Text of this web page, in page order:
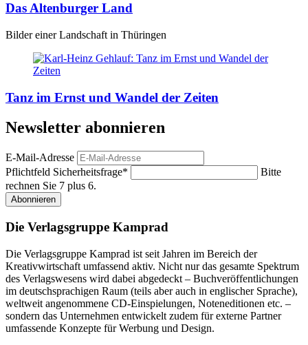
Das Altenburger Land
Bilder einer Landschaft in Thüringen
Tanz im Ernst und Wandel der Zeiten
Newsletter abonnieren
E-Mail-Adresse
Pflichtfeld Sicherheitsfrage*
Bitte
rechnen Sie 7 plus 6.
Abonnieren
Die Verlagsgruppe Kamprad
Die Verlagsgruppe Kamprad ist seit Jahren im Bereich der
Kreativwirtschaft umfassend aktiv. Nicht nur das gesamte Spektrum
des Verlagswesens wird dabei abgedeckt – Buchveröffentlichungen
im deutschsprachigen Raum (teils aber auch in englischer Sprache),
weltweit angenommene CD-Einspielungen, Noteneditionen etc. –
sondern das Unternehmen entwickelt zudem für externe Partner
umfassende Konzepte für Werbung und Design.